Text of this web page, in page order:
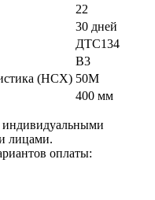
22
30 дней
ДТС134
В3
(НСХ) 50М
400 мм
лицами.
оплаты: